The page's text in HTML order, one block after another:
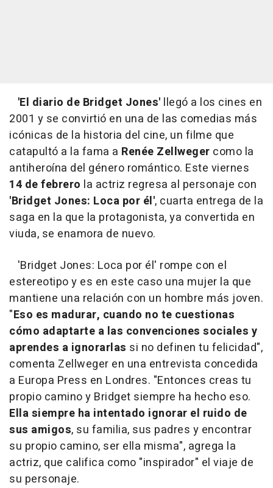
'El diario de Bridget Jones' llegó a los cines en
2001 y se convirtió en una de las comedias más
icónicas de la historia del cine, un filme que
catapultó a la fama a Renée Zellweger como la
antiheroína del género romántico. Este viernes
14 de febrero la actriz regresa al personaje con
'Bridget Jones: Loca por él', cuarta entrega de la
saga en la que la protagonista, ya convertida en
viuda, se enamora de nuevo.
'Bridget Jones: Loca por él' rompe con el
estereotipo y es en este caso una mujer la que
mantiene una relación con un hombre más joven.
"Eso es madurar, cuando no te cuestionas
cómo adaptarte a las convenciones sociales y
aprendes a ignorarlas si no definen tu felicidad",
comenta Zellweger en una entrevista concedida
a Europa Press en Londres. "Entonces creas tu
propio camino y Bridget siempre ha hecho eso.
Ella siempre ha intentado ignorar el ruido de
sus amigos, su familia, sus padres y encontrar
su propio camino, ser ella misma", agrega la
actriz, que califica como "inspirador" el viaje de
su personaje.